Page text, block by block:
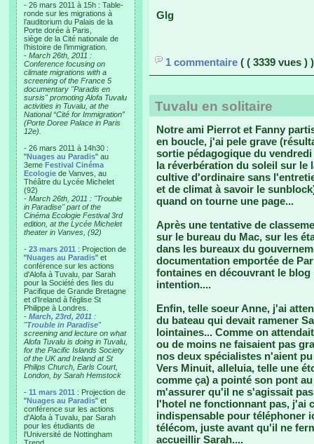
- 26 mars 2011 à 15h : Table-
ronde sur les migrations à
l’auditorium du Palais de la
Porte dorée à Paris,
siège de la Cité nationale de
l’histoire de l’immigration.
- March 26th, 2011 :
Conference focusing on
climate migrations with a
screening of the France 5
documentary "Paradis en
sursis" promoting Alofa Tuvalu
activities in Tuvalu, at the
National “Cité for Immigration”
(Porte Doree Palace in Paris
12e).
- 26 mars 2011 à 14h30 :
"Nuages au Paradis" au
3eme Festival Cinéma
Ecologie de Vanves, au
Théâtre du Lycée Michelet
(92)
- March 26th, 2011 : "Trouble
in Paradise" part of the
Cinéma Ecologie Festival 3rd
edition, at the Lycée Michelet
theater in Vanves, (92)
- 23 mars 2011 : Projection de
"Nuages au Paradis" et
conférence sur les actions
d'Alofa à Tuvalu, par Sarah
pour la Société des Iles du
Pacifique de Grande Bretagne
et d'Ireland à l'église St
Philippe à Londres.
- March, 23rd, 2011 :
"Trouble in Paradise"
screening and lecture on what
Alofa Tuvalu is doing in Tuvalu,
for the Pacific Islands Society
of the UK and Ireland at St
Philips Church, Earls Court,
London, by Sarah Hemstock
- 11 mars 2011 : Projection de
"Nuages au Paradis" et
conférence sur les actions
d'Alofa à Tuvalu, par Sarah
pour les étudiants de
l'Université de Nottingham
Glg
1 commentaire ( ( 3339 vues ) )
Tuvalu en solitaire
Notre ami Pierrot et Fanny
en boucle, j'ai pele grave
sortie pédagogique du
la réverbération du soleil sur le
cultive d'ordinaire sans
et de climat à savoir le
quand on tourne une page...
Après une tentative de
sur le bureau du Mac, sur les
dans les bureaux du
documentation emportée de
fontaines en découvrant le
intention....
Enfin, telle soeur Anne, j'ai
du bateau qui devait ramener
lointaines... Comme on
ou de moins ne faisaient pas
nos deux spécialistes n'aient
Vers Minuit, alleluia, telle une
comme ça) a pointé son pont
m'assurer qu'il ne s'agissait
l'hotel ne fonctionnant pas, j'ai
indispensable pour téléphoner
télécom, juste avant qu'il ne
accueillir Sarah....